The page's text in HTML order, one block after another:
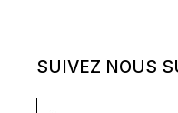
SUIVEZ NOUS